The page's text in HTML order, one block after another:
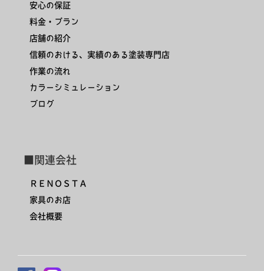
安心の保証
料金・プラン
店舗の紹介
信頼のおける、実績のある塗装専門店
作業の流れ
カラーシミュレーション
ブログ
■関連会社
ＲＥＮＯＳＴＡ
家具のお店
会社概要